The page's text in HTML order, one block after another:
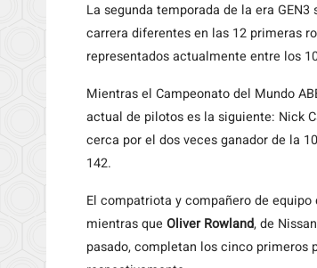
La segunda temporada de la era
carrera diferentes en las 12 primeras
representados actualmente entre los
Mientras el Campeonato del Mundo
actual de pilotos es la siguiente: Nick
cerca por el dos veces ganador de la
142.
El compatriota y compañero de
mientras que Oliver Rowland, de
pasado, completan los cinco primeros